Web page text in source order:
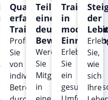
Qualitative,
erfahrene
Trainer
Profitieren
Sie
von
individueller
Betreuung
Teil
einer
Bewegung
Werden
Sie
Mitglied
in
Training
in
modernen
Erleben
Sie
ein
der
Sie,
wie
sich
Ihre